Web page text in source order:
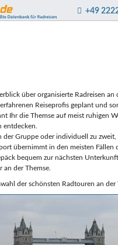
+49
über organisierte Radreisen an
Reiseprofis geplant und
Ihr die Themse auf meist ruhigen
entdecken.
der Gruppe oder individuell zu zweit,
übernimmt in den meisten Fällen
bequem zur nächsten
an der Themse.
der schönsten Radtouren an der